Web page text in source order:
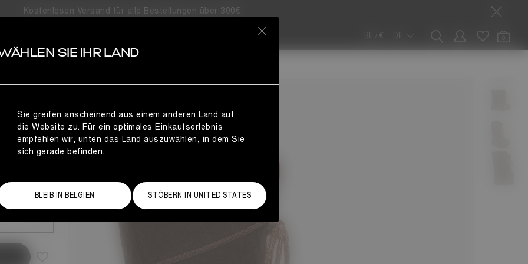
Kostenlosen Versand für alle Bestellungen über 300€
BE / € DE 0
IN DUNKELBRAUN
SIE IHR LAND
Sie greifen anscheinend aus einem anderen Land auf
die Website zu. Für ein optimales Einkaufserlebnis
empfehlen wir, unten das Land auszuwählen, in dem Sie
sich gerade befinden.
BLEIB IN BELGIEN STÖBERN IN UNITED STATES